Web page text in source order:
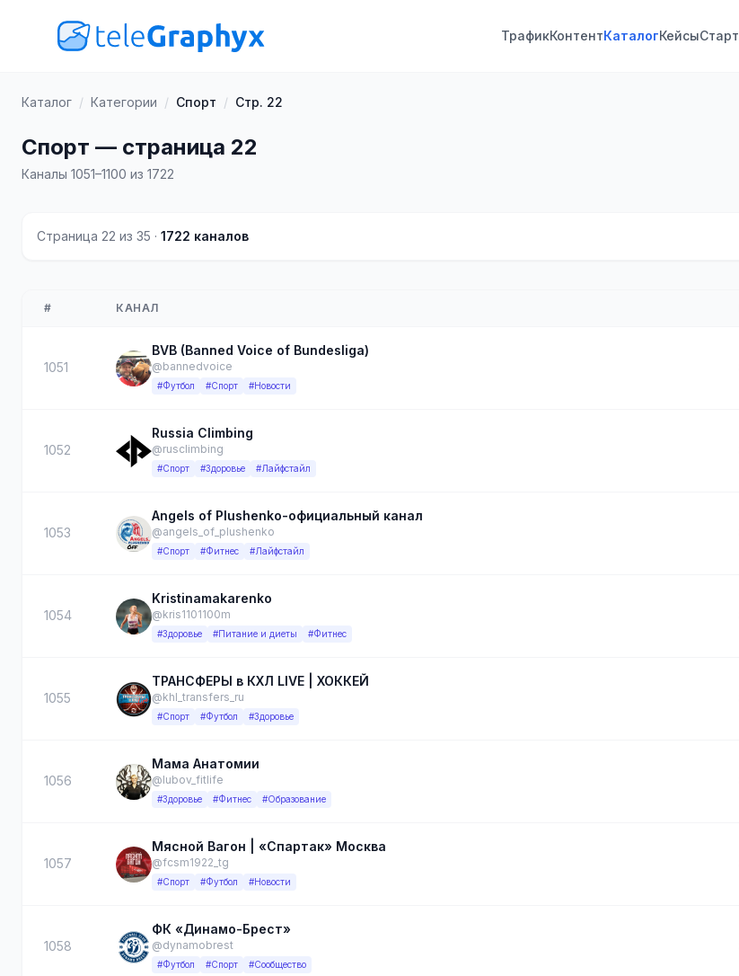
ТрафикКонтентКаталогКейсыСтарт
Каталог / Категории / Спорт / Стр. 22
Спорт — страница 22
Каналы 1051–1100 из 1722
Страница 22 из 35 · 1722 каналов
# КАНАЛ
1051
BVB (Banned Voice of Bundesliga)
@bannedvoice
#Футбол #Спорт #Новости
1052
Russia Climbing
@rusclimbing
#Спорт #Здоровье #Лайфстайл
1053
Angels of Plushenko-официальный канал
@angels_of_plushenko
#Спорт #Фитнес #Лайфстайл
1054
Kristinamakarenko
@kris1101100m
#Здоровье #Питание и диеты #Фитнес
1055
ТРАНСФЕРЫ в КХЛ LIVE | ХОККЕЙ
@khl_transfers_ru
#Спорт #Футбол #Здоровье
1056
Мама Анатомии
@lubov_fitlife
#Здоровье #Фитнес #Образование
1057
Мясной Вагон | «Спартак» Москва
@fcsm1922_tg
#Спорт #Футбол #Новости
1058
ФК «Динамо-Брест»
@dynamobrest
#Футбол #Спорт #Сообщество